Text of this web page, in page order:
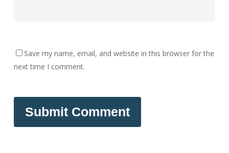
Save my name, email, and website in this browser for the
next time I comment.